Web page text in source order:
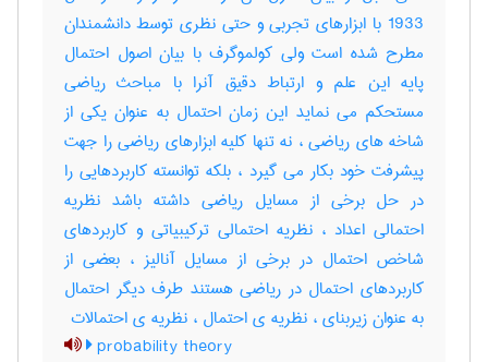
1933 با ابزارهای تجربی و حتی نظری توسط دانشمندان
مطرح شده است ولی کولموگرف با بیان اصول احتمال
پایه این علم و ارتباط دقیق آنرا با مباحث ریاضی
مستحکم می نماید این زمان احتمال به عنوان یکی از
شاخه های ریاضی ، نه تنها کلیه ابزارهای ریاضی را جهت
پیشرفت خود بکار می گیرد ، بلکه توانسته کاربردهایی را
در حل برخی از مسایل ریاضی داشته باشد نظریه
احتمالی اعداد ، نظریه احتمالی ترکیبیاتی و کاربردهای
شاخص احتمال در برخی از مسایل آنالیز ، بعضی از
کاربردهای احتمال در ریاضی هستند طرف دیگر احتمال
به عنوان زیربنای ، نظریه ی احتمال ، نظریه ی احتمالات
probability theory